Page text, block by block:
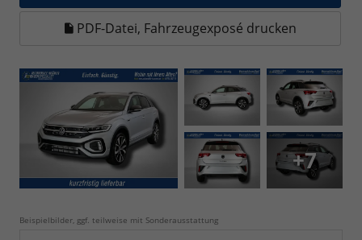
PDF-Datei, Fahrzeugexposé drucken
+7
Beispielbilder, ggf. teilweise mit Sonderausstattung